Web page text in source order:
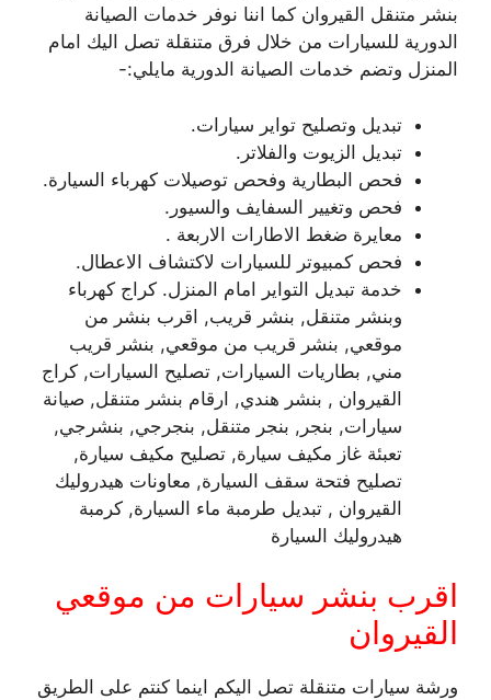
بنشر متنقل القيروان كما اننا نوفر خدمات الصيانة
الدورية للسيارات من خلال فرق متنقلة تصل اليك امام
المنزل وتضم خدمات الصيانة الدورية مايلي:-
تبديل وتصليح تواير سيارات.
تبديل الزيوت والفلاتر.
فحص البطارية وفحص توصيلات كهرباء السيارة.
فحص وتغيير السفايف والسيور.
معايرة ضغط الاطارات الاربعة .
فحص كمبيوتر للسيارات لاكتشاف الاعطال.
خدمة تبديل التواير امام المنزل. كراج كهرباء
وبنشر متنقل, بنشر قريب, اقرب بنشر من
موقعي, بنشر قريب من موقعي, بنشر قريب
مني, بطاريات السيارات, تصليح السيارات, كراج
القيروان , بنشر هندي, ارقام بنشر متنقل, صيانة
سيارات, بنجر, بنجر متنقل, بنجرجي, بنشرجي,
تعبئة غاز مكيف سيارة, تصليح مكيف سيارة,
تصليح فتحة سقف السيارة, معاونات هيدروليك
القيروان , تبديل طرمبة ماء السيارة, كرمبة
هيدروليك السيارة
اقرب بنشر سيارات من موقعي
القيروان
ورشة سيارات متنقلة تصل اليكم اينما كنتم على الطريق